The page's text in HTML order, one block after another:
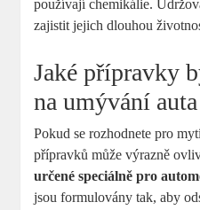
používají chemikálie.
zajistit jejich dlouhou
Jaké přípravky
na umývání
Pokud se rozhodnete pro
přípravků může výrazně
určené speciálně pro
jsou formulovány tak, aby